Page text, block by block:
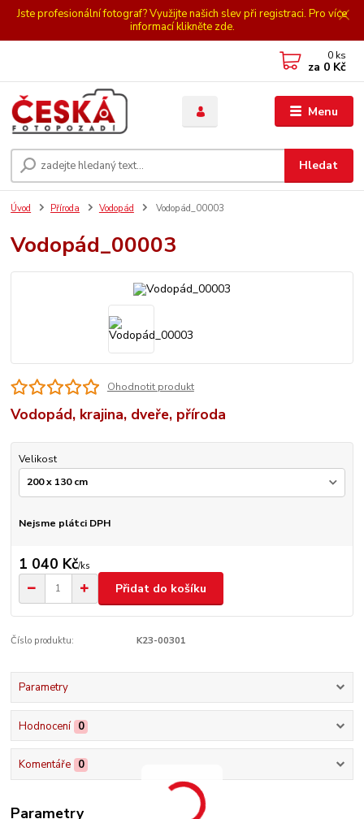
Jste profesionální fotograf? Využijte našich slev při registraci. Pro více
informací klikněte zde.
Menu
Hledat
0 ks
za 0 Kč
Úvod Příroda Vodopád Vodopád_00003
Vodopád_00003
Ohodnotit produkt
Vodopád, krajina, dveře, příroda
Velikost
Nejsme plátci DPH
1 040 Kč/ks
Přidat do košíku
Číslo produktu: K23-00301
Parametry
Hodnocení 0
Komentáře 0
Parametry